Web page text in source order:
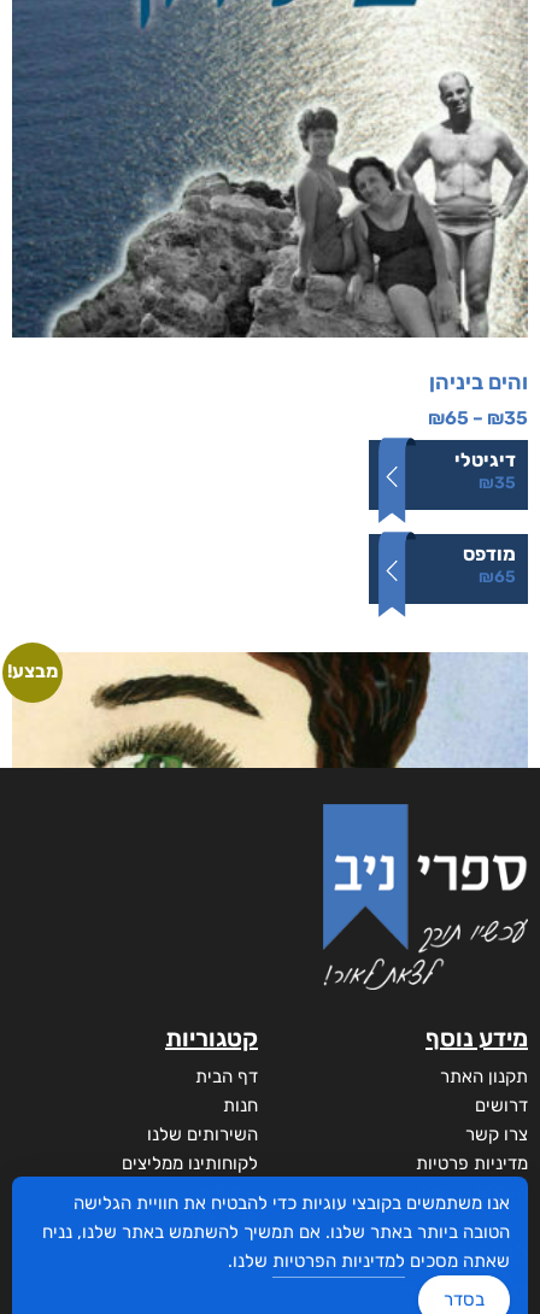
והים ביניהן
₪35
–
₪65
דיגיטלי
₪35
מודפס
₪65
מבצע!
מידע נוסף
תקנון האתר
דרושים
צרו קשר
מדיניות פרטיות
הצהרת נגישות
לקוחות
סביבת סופר
קטגוריות
דף הבית
חנות
השירותים שלנו
לקוחותינו ממליצים
מי אנחנו?
אנו משתמשים בקובצי עוגיות כדי להבטיח את חוויית הגלישה
הטובה ביותר באתר שלנו. אם תמשיך להשתמש באתר שלנו, נניח
שאתה מסכים למדיניות הפרטיות שלנו.
בסדר